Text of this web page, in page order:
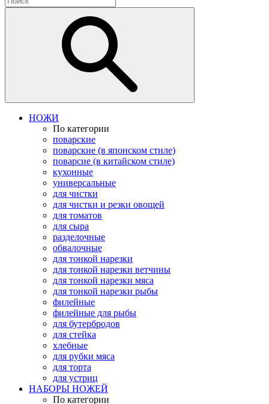
НОЖИ
По категории
поварские
поварские (в японском стиле)
поварсие (в китайском стиле)
кухонные
универсальные
для чистки
для чистки и резки овощей
для томатов
для сыра
разделочные
обвалочные
для тонкой нарезки
для тонкой нарезки ветчины
для тонкой нарезки мяса
для тонкой нарезки рыбы
филейные
филейные для рыбы
для бутербродов
для стейка
хлебные
для рубки мяса
для торта
для устриц
НАБОРЫ НОЖЕЙ
По категории